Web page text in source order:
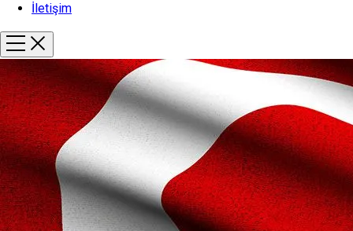
İletişim